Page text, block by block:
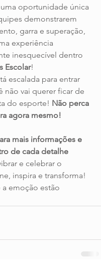
oportunidade única
demonstrarem
garra e superação,
experiência
inesquecível dentro
Escolar!
escalada para entrar
não vai querer ficar de
do esporte! Não perca
agora mesmo!
mais informações e
de cada detalhe
e celebrar o
inspira e transforma!
emoção estão